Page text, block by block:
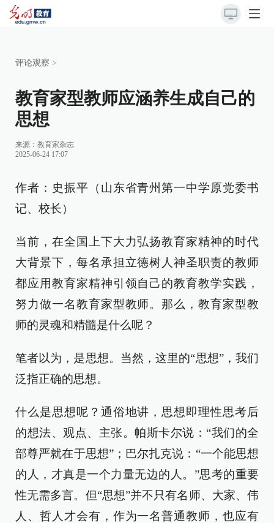
评论观察 >
教育家型教师应涵养生成自己的
思想
来源： 教育家杂志
2025-06-24 17:07
作者：史振平（山东省青州第一中学原党委书
记、校长）
当前，在全国上下大力弘扬教育家精神的时代
大背景下，每名承担立德树人神圣职责的教师
都应用教育家精神引领自己的教育教学实践，
努力做一名教育家型教师。那么，教育家型教
师的灵魂和精髓是什么呢？
笔者以为，是思想。当然，这里的“思想”，我们
泛指正确的思想。
什么是思想呢？通俗地讲，思想即理性思考后
的想法、观点、主张。帕斯卡尔说：“我们的全
部尊严就在于思想”；巴尔扎克说：“一个能思想
的人，才真是一个力量无边的人。”思考的重要
性无需多言。但“思想”并不只有名师、大家、伟
人、哲人才会有，作为一名普通教师，也应有